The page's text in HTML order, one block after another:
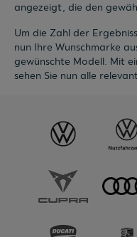
angezeigt, die den
Um die Zahl der
nun Ihre Wunschmarke
gewünschte Modell. Mit
sehen Sie nun alle